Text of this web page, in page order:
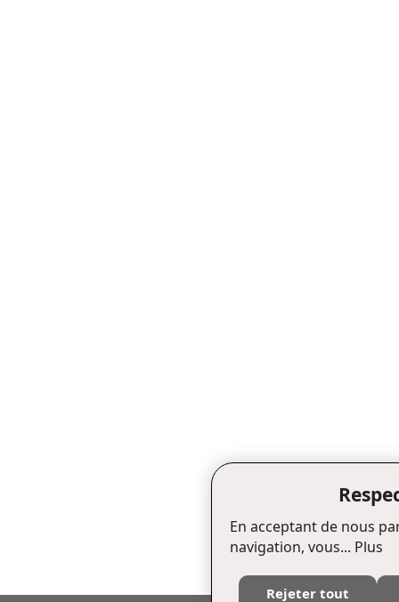
En acceptant de nous
navigation, vous... Plus
Rejeter tout